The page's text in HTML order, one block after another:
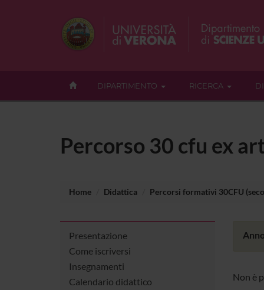
DIPARTIMENTO RICERCA
Percorso 30 cfu ex
Home Didattica Percorsi formativi 30CFU
Presentazione
Come iscriversi
Insegnamenti
Calendario didattico
Non è